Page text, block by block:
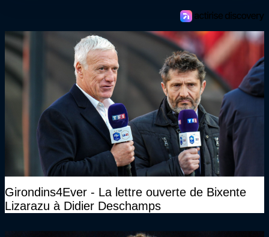
Girondins4Ever - La lettre ouverte de Bixente
Lizarazu à Didier Deschamps